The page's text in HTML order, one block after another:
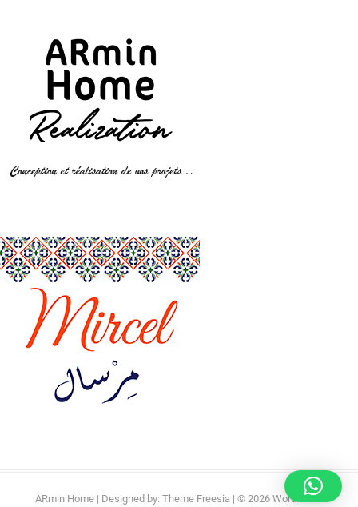
ARmin Home | Designed by: Theme Freesia | © 2026 WordPress